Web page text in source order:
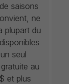
saisons
ne
plupart du
seul
au
et plus